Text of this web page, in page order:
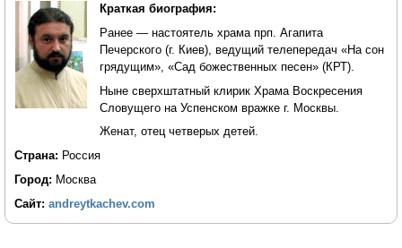
Краткая биография:
Ранее — настоятель храма прп. Агапита
Печерского (г. Киев), ведущий телепередач «На сон
грядущим», «Сад божественных песен» (КРТ).
Ныне сверхштатный клирик Храма Воскресения
Словущего на Успенском вражке г. Москвы.
Женат, отец четверых детей.
Страна: Россия
Город: Москва
Сайт: andreytkachev.com